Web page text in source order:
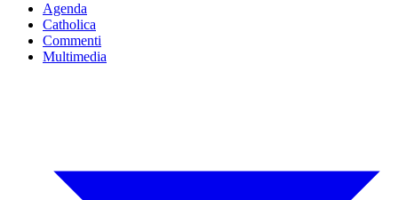
Agenda
Catholica
Commenti
Multimedia